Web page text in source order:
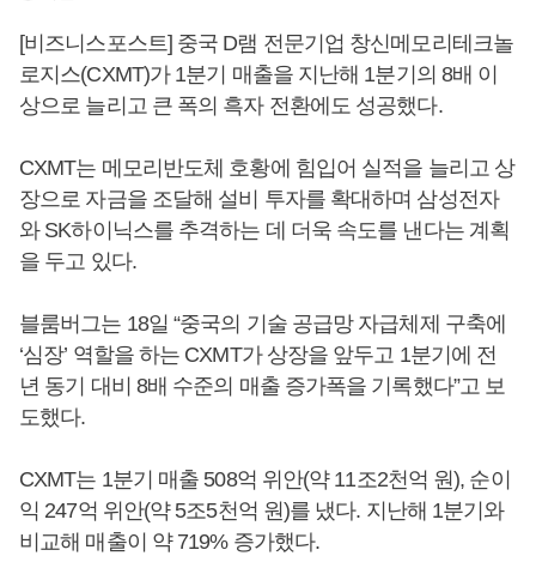
[비즈니스포스트] 중국 D램 전문기업 창신메모리테크놀
로지스(CXMT)가 1분기 매출을 지난해 1분기의 8배 이
상으로 늘리고 큰 폭의 흑자 전환에도 성공했다.
CXMT는 메모리반도체 호황에 힘입어 실적을 늘리고 상
장으로 자금을 조달해 설비 투자를 확대하며 삼성전자
와 SK하이닉스를 추격하는 데 더욱 속도를 낸다는 계획
을 두고 있다.
블룸버그는 18일 “중국의 기술 공급망 자급체제 구축에
‘심장’ 역할을 하는 CXMT가 상장을 앞두고 1분기에 전
년 동기 대비 8배 수준의 매출 증가폭을 기록했다”고 보
도했다.
CXMT는 1분기 매출 508억 위안(약 11조2천억 원), 순이
익 247억 위안(약 5조5천억 원)를 냈다. 지난해 1분기와
비교해 매출이 약 719% 증가했다.